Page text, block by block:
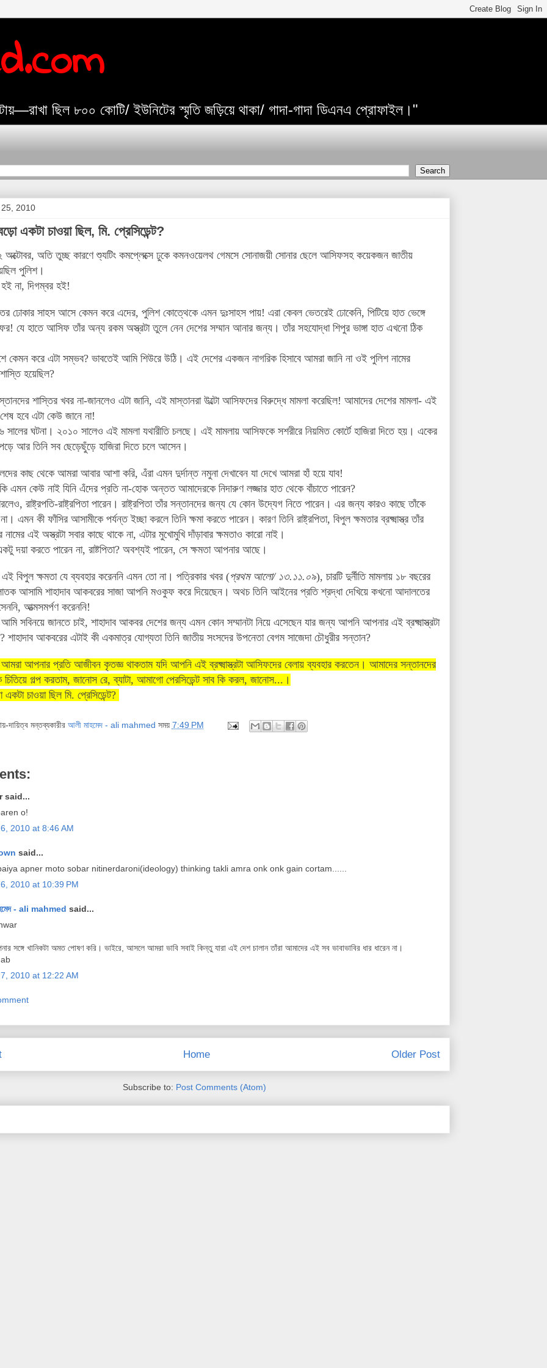
ছিল ৮০০ কোটি/ ইউনিটের স্মৃতি জড়িয়ে থাকা/ গাদা-গাদা ডিএনএ প্রোফাইল।"
2010
একটা চাওয়া ছিল, মি. প্রেসিডেন্ট?
অতি তুচ্ছ কারণে শ্যুটিং কমপ্লেক্সে ঢুকে কমনওয়েলথ গেমসে সোনাজয়ী সোনার ছেলে আসিফসহ কয়েকজন জাতীয়
পুলিশ।
না, দিগম্বর হই!
ঢোকার সাহস আসে কেমন করে এদের, পুলিশ কোত্থেকে এমন দুঃসাহস পায়! এরা কেবল ভেতরেই ঢোকেনি, পিটিয়ে হাত ভেঙ্গে
যে হাতে আসিফ তাঁর অন্য রকম অস্ত্রটা তুলে নেন দেশের সম্মান আনার জন্য। তাঁর সহযোদ্ধা শিপুর ভাঙ্গা হাত এখনো ঠিক
কেমন করে এটা সম্ভব? ভাবতেই আমি শিউরে উঠি। এই দেশের একজন নাগরিক হিসাবে আমরা জানি না ওই পুলিশ নামের
হয়েছিল?
শাস্তির খবর না-জানলেও এটা জানি, এই মাস্তানরা উল্টো আসিফদের বিরুদ্ধে মামলা করেছিল! আমাদের দেশের মামলা- এই
হবে এটা কেউ জানে না!
সালের ঘটনা। ২০১০ সালেও এই মামলা যথারীতি চলছে। এই মামলায় আসিফকে সশরীরে নিয়মিত কোর্টে হাজিরা দিতে হয়। একের
আর তিনি সব ছেড়েছুঁড়ে হাজিরা দিতে চলে আসেন।
কাছ থেকে আমরা আবার আশা করি, এঁরা এমন দুর্দান্ত নমুনা দেখাবেন যা দেখে আমরা হাঁ হয়ে যাব!
এমন কেউ নাই যিনি এঁদের প্রতি না-হোক অন্তত আমাদেরকে নিদারুণ লজ্জার হাত থেকে বাঁচাতে পারেন?
রাষ্ট্রপতি-রাষ্ট্রপিতা পারেন। রাষ্ট্রপিতা তাঁর সন্তানদের জন্য যে কোন উদ্যেগ নিতে পারেন। এর জন্য কারও কাছে তাঁকে
এমন কী ফাঁসির আসামীকে পর্যন্ত ইচ্ছা করলে তিনি ক্ষমা করতে পারেন। কারণ তিনি রাষ্ট্রপিতা, বিপুল ক্ষমতার ব্রক্ষ্মাস্ত্র তাঁর
নামের এই অস্ত্রটা সবার কাছে থাকে না, এটার মুখোমুখি দাঁড়াবার ক্ষমতাও কারো নাই।
দয়া করতে পারেন না, রাষ্টপিতা? অবশ্যই পারেন, সে ক্ষমতা আপনার আছে।
বিপুল ক্ষমতা যে ব্যবহার করেননি এমন তো না। পত্রিকার খবর (প্রথম আলো/ ১৩.১১.০৯), চারটি দুর্নীতি মামলায় ১৮ বছরের
আসামি শাহাদাব আকবরের সাজা আপনি মওকুফ করে দিয়েছেন। অথচ তিনি আইনের প্রতি শ্রদ্ধা দেখিয়ে কখনো আদালতের
আত্মসমর্পণ করেননি!
আমি সবিনয়ে জানতে চাই, শাহাদাব আকবর দেশের জন্য এমন কোন সম্মানটা নিয়ে এসেছেন যার জন্য আপনি আপনার এই ব্রক্ষ্মাস্ত্রটা
শাহাদাব আকবরের এটাই কী একমাত্র যোগ্যতা তিনি জাতীয় সংসদের উপনেতা বেগম সাজেদা চৌধুরীর সন্তান?
আমরা আপনার প্রতি আজীবন কৃতজ্ঞ থাকতাম যদি আপনি এই ব্রক্ষ্মাস্ত্রটা আসিফদের বেলায় ব্যবহার করতেন। আমাদের সন্তানদের
গল্প করতাম, জানোস রে, ব্যাটা, আমাগো পেরসিডেন্ট সাব কি করল, জানোস...।
চাওয়া ছিল মি. প্রেসিডেন্ট?
দায়িত্ব মন্তব্যকারীর আলী মাহমেদ - ali mahmed সময় 7:49 PM
said...
o!
2010 at 8:46 AM
said...
apner moto sobar nitinerdaroni(ideology) thinking takli amra onk onk gain cortam......
2010 at 10:39 PM
- ali mahmed said...
সঙ্গে খানিকটা অমত পোষণ করি। ভাইরে, আসলে আমরা ভাবি সবাই কিন্তু যারা এই দেশ চালান তাঁরা আমাদের এই সব ভাবাভাবির ধার ধারেন না।
2010 at 12:22 AM
Older Post
Home
Subscribe to: Post Comments (Atom)